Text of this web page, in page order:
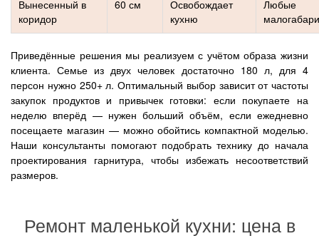
Вынесенный в
коридор
60 см
Освобождает
кухню
Любые
Приведённые решения мы реализуем с учётом образа жизни
клиента. Семье из двух человек достаточно 180 л, для 4
персон нужно 250+ л. Оптимальный выбор зависит от частоты
закупок продуктов и привычек готовки: если покупаете на
неделю вперёд — нужен больший объём, если ежедневно
посещаете магазин — можно обойтись компактной моделью.
Наши консультанты помогают подобрать технику до начала
проектирования гарнитура, чтобы избежать несоответствий
размеров.
Ремонт маленькой кухни: цена в